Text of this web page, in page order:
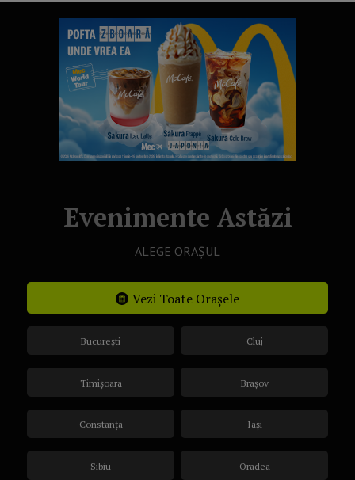
Evenimente Astăzi
ALEGE ORAȘUL
Vezi Toate Orașele
București
Timișoara
Constanța
Sibiu
Cluj
Brașov
Iași
Oradea